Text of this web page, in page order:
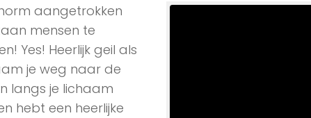
aangetrokken
mensen te
Yes! Heerlijk geil als
je weg naar de
langs je lichaam
hebt een heerlijke